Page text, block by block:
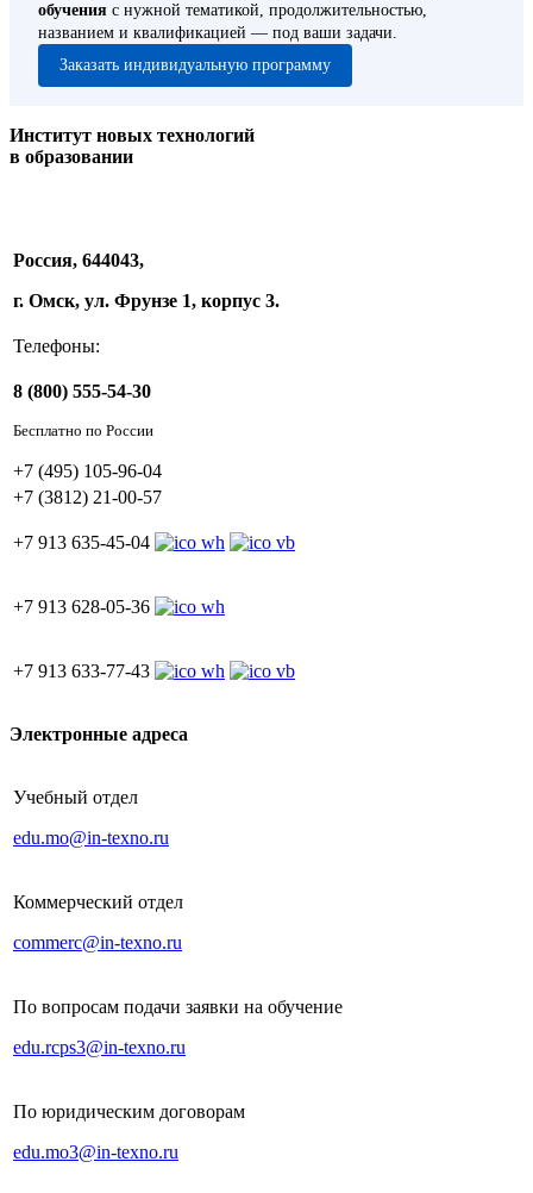
обучения с нужной тематикой, продолжительностью,
названием и квалификацией — под ваши задачи.
Заказать индивидуальную программу
Институт новых технологий
в образовании
Россия, 644043,
г. Омск, ул. Фрунзе 1, корпус 3.
Телефоны:
8 (800) 555-54-30
Бесплатно по России
+7 (495) 105-96-04
+7 (3812) 21-00-57
+7 913 635-45-04
+7 913 628-05-36
+7 913 633-77-43
Электронные адреса
Учебный отдел
edu.mo@in-texno.ru
Коммерческий отдел
commerc@in-texno.ru
По вопросам подачи заявки на обучение
edu.rcps3@in-texno.ru
По юридическим договорам
edu.mo3@in-texno.ru